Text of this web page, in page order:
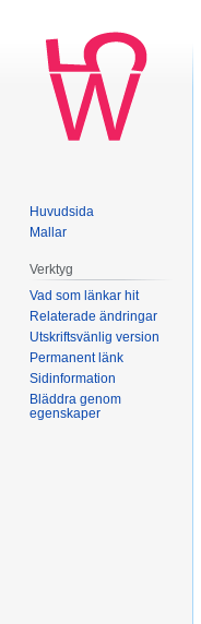
Huvudsida
Mallar
Verktyg
Vad som länkar hit
Relaterade ändringar
Utskriftsvänlig version
Permanent länk
Sidinformation
Bläddra genom
egenskaper